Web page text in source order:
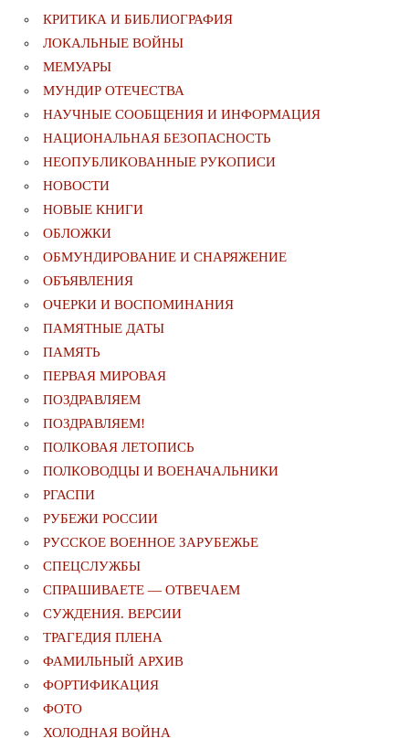
КРИТИКА И БИБЛИОГРАФИЯ
ЛОКАЛЬНЫЕ ВОЙНЫ
МЕМУАРЫ
МУНДИР ОТЕЧЕСТВА
НАУЧНЫЕ СООБЩЕНИЯ И ИНФОРМАЦИЯ
НАЦИОНАЛЬНАЯ БЕЗОПАСНОСТЬ
НЕОПУБЛИКОВАННЫЕ РУКОПИСИ
НОВОСТИ
НОВЫЕ КНИГИ
ОБЛОЖКИ
ОБМУНДИРОВАНИЕ И СНАРЯЖЕНИЕ
ОБЪЯВЛЕНИЯ
ОЧЕРКИ И ВОСПОМИНАНИЯ
ПАМЯТНЫЕ ДАТЫ
ПАМЯТЬ
ПЕРВАЯ МИРОВАЯ
ПОЗДРАВЛЯЕМ
ПОЗДРАВЛЯЕМ!
ПОЛКОВАЯ ЛЕТОПИСЬ
ПОЛКОВОДЦЫ И ВОЕНАЧАЛЬНИКИ
РГАСПИ
РУБЕЖИ РОССИИ
РУССКОЕ ВОЕННОЕ ЗАРУБЕЖЬЕ
СПЕЦСЛУЖБЫ
СПРАШИВАЕТЕ — ОТВЕЧАЕМ
СУЖДЕНИЯ. ВЕРСИИ
ТРАГЕДИЯ ПЛЕНА
ФАМИЛЬНЫЙ АРХИВ
ФОРТИФИКАЦИЯ
ФОТО
ХОЛОДНАЯ ВОЙНА